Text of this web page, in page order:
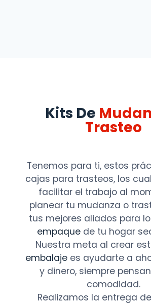
Kits De
Trasteo
Tenemos para ti, estos
cajas para trasteos, los
facilitar el trabajo al
planear tu mudanza o
tus mejores aliados para
empaque de tu hogar
Nuestra meta al crear
embalaje es ayudarte a
y dinero, siempre
comodidad.
Realizamos la entrega